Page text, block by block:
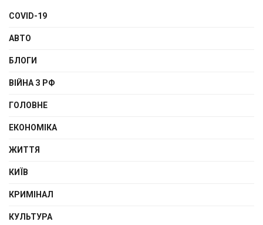
COVID-19
АВТО
БЛОГИ
ВІЙНА З РФ
ГОЛОВНЕ
ЕКОНОМІКА
ЖИТТЯ
КИЇВ
КРИМІНАЛ
КУЛЬТУРА